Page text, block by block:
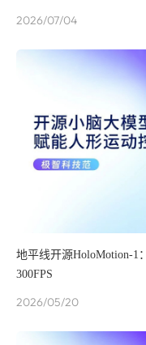
2026/07/04
地平线开源HoloMotion-1
300FPS
2026/05/20